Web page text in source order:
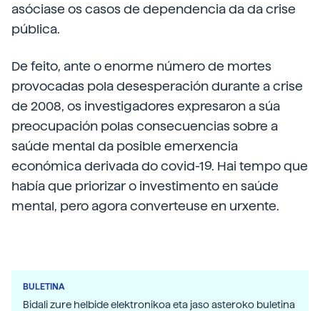
asóciase os casos de dependencia da da crise
pública.
De feito, ante o enorme número de mortes
provocadas pola desesperación durante a crise
de 2008, os investigadores expresaron a súa
preocupación polas consecuencias sobre a
saúde mental da posible emerxencia
económica derivada do covid-19. Hai tempo que
había que priorizar o investimento en saúde
mental, pero agora converteuse en urxente.
BULETINA
Bidali zure helbide elektronikoa eta jaso asteroko buletina